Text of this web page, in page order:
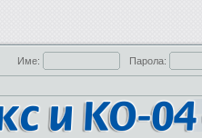
Име: Парола: